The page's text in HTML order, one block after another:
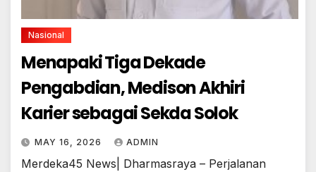
Nasional
Menapaki Tiga Dekade
Pengabdian, Medison Akhiri
Karier sebagai Sekda Solok
MAY 16, 2026 ADMIN
Merdeka45 News| Dharmasraya – Perjalanan